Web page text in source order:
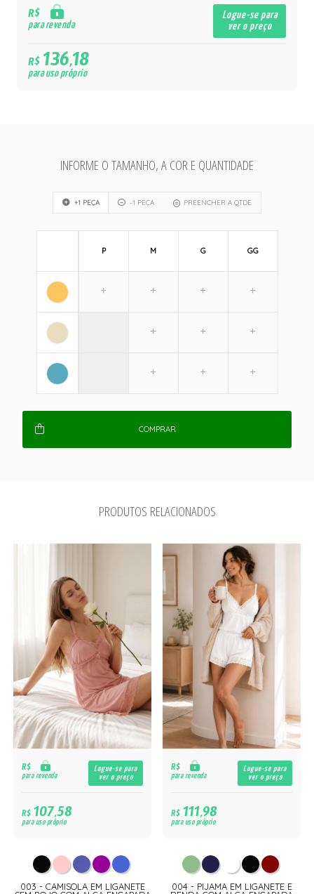
R$
para revenda
Logue-se para
ver o preço
R$136,18
para uso próprio
INFORME O TAMANHO, A COR E QUANTIDADE
+1 PEÇA -1 PEÇA PREENCHER A QTDE
P M G GG
COMPRAR
PRODUTOS RELACIONADOS
R$
para revenda
Logue-se para
ver o preço
R$107,58
para uso próprio
003 - CAMISOLA EM LIGANETE
R$
para revenda
Logue-se para
ver o preço
R$111,98
para uso próprio
004 - PIJAMA EM LIGANETE E